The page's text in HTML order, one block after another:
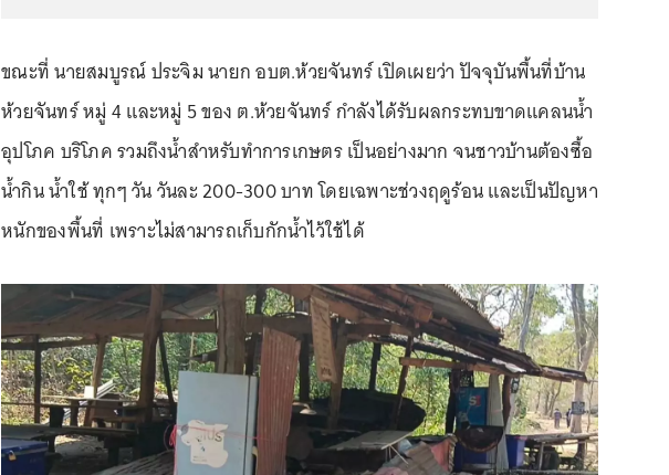
ขณะที่ นายสมบูรณ์ ประจิม นายก อบต.ห้วยจันทร์ เปิดเผยว่า ปัจจุบันพื้นที่บ้าน
ห้วยจันทร์ หมู่ 4 และหมู่ 5 ของ ต.ห้วยจันทร์ กำลังได้รับผลกระทบขาดแคลนน้ำ
อุปโภค บริโภค รวมถึงน้ำสำหรับทำการเกษตร เป็นอย่างมาก จนชาวบ้านต้องซื้อ
น้ำกิน น้ำใช้ ทุกๆ วัน วันละ 200-300 บาท โดยเฉพาะช่วงฤดูร้อน และเป็นปัญหา
หนักของพื้นที่ เพราะไม่สามารถเก็บกักน้ำไว้ใช้ได้